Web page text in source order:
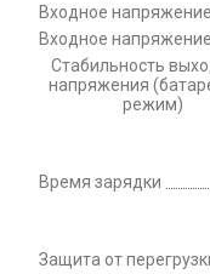
Входное
Входное
Стабильность
напряжения
режим)
Время зарядки
Защита от